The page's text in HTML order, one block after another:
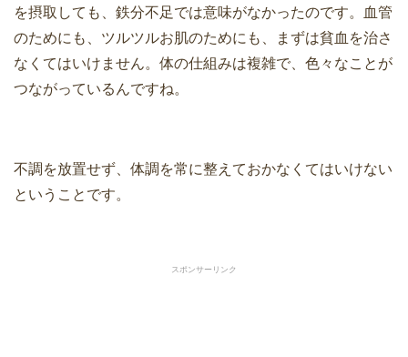
を摂取しても、鉄分不足では意味がなかったのです。血管
のためにも、ツルツルお肌のためにも、まずは貧血を治さ
なくてはいけません。体の仕組みは複雑で、色々なことが
つながっているんですね。
不調を放置せず、体調を常に整えておかなくてはいけない
ということです。
スポンサーリンク